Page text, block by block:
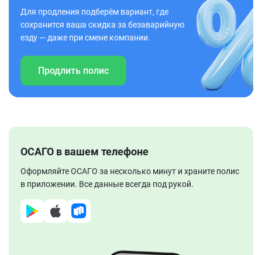
Для продления подберём вариант, где
сохранится ваша скидка за безаварийную
езду — даже при смене компании.
Продлить полис
ОСАГО в вашем телефоне
Оформляйте ОСАГО за несколько минут и храните полис
в приложении. Все данные всегда под рукой.